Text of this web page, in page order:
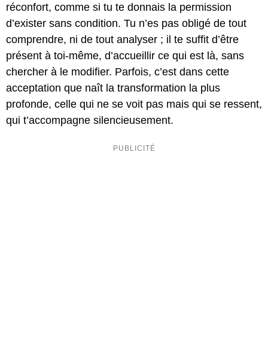
réconfort, comme si tu te donnais la permission
d’exister sans condition. Tu n’es pas obligé de tout
comprendre, ni de tout analyser ; il te suffit d’être
présent à toi-même, d’accueillir ce qui est là, sans
chercher à le modifier. Parfois, c’est dans cette
acceptation que naît la transformation la plus
profonde, celle qui ne se voit pas mais qui se ressent,
qui t’accompagne silencieusement.